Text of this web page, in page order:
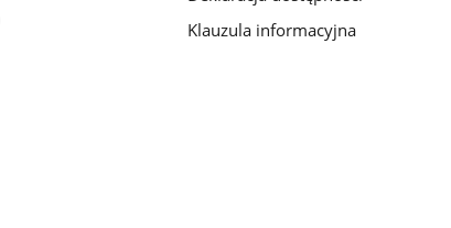
Klauzula informacyjna